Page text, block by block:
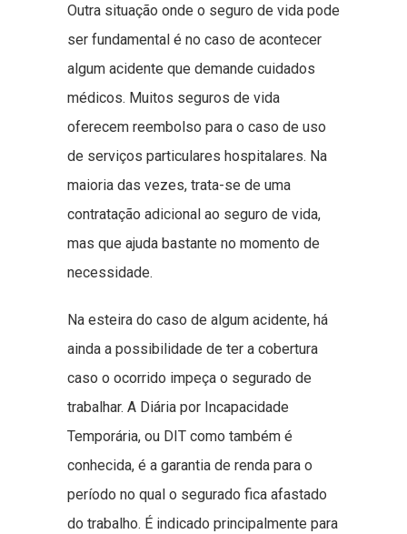
Outra situação onde o seguro de vida pode
ser fundamental é no caso de acontecer
algum acidente que demande cuidados
médicos. Muitos seguros de vida
oferecem reembolso para o caso de uso
de serviços particulares hospitalares. Na
maioria das vezes, trata-se de uma
contratação adicional ao seguro de vida,
mas que ajuda bastante no momento de
necessidade.
Na esteira do caso de algum acidente, há
ainda a possibilidade de ter a cobertura
caso o ocorrido impeça o segurado de
trabalhar. A Diária por Incapacidade
Temporária, ou DIT como também é
conhecida, é a garantia de renda para o
período no qual o segurado fica afastado
do trabalho. É indicado principalmente para